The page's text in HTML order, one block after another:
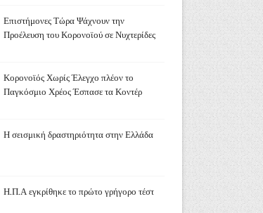
Επιστήμονες Τώρα Ψάχνουν την
Προέλευση του Κορονοϊού σε Νυχτερίδες
Κορονοϊός Χωρίς Έλεγχο πλέον το
Παγκόσμιο Χρέος Έσπασε τα Κοντέρ
Η σεισμική δραστηριότητα στην Ελλάδα
Η.Π.Α εγκρίθηκε το πρώτο γρήγορο τέστ